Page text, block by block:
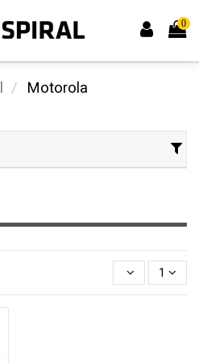
0
Motorola
1